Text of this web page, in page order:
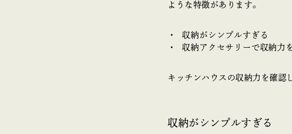
ような特徴があります。
収納がシンプルすぎる
収納アクセサリーで収納力
キッチンハウスの収納力を確認
収納がシンプルすぎる